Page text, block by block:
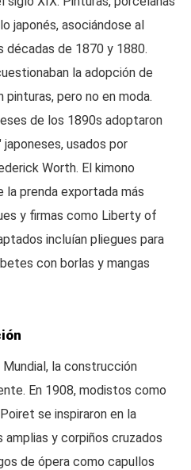
japonés, asociándose al
de 1870 y 1880.
la adopción de
pero no en moda.
de los 1890s adoptaron
usados por
Worth. El kimono
prenda exportada más
y firmas como Liberty of
incluían pliegues para
con borlas y mangas
la construcción
En 1908, modistos como
se inspiraron en la
amplias y corpiños cruzados
de ópera como capullos